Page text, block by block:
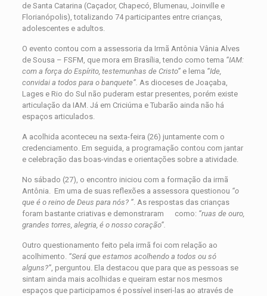
de Santa Catarina (Caçador, Chapecó, Blumenau, Joinville e
Florianópolis), totalizando 74 participantes entre crianças,
adolescentes e adultos.
O evento contou com a assessoria da Irmã Antônia Vânia Alves
de Sousa – FSFM, que mora em Brasília, tendo como tema “IAM:
com a força do Espírito, testemunhas de Cristo”e lema “Ide,
convidai a todos para o banquete”. As dioceses de Joaçaba,
Lages e Rio do Sul não puderam estar presentes, porém existe
articulação da IAM. Já em Criciúma e Tubarão ainda não há
espaços articulados.
A acolhida aconteceu na sexta-feira (26) juntamente com o
credenciamento. Em seguida, a programação contou com jantar
e celebração das boas-vindas e orientações sobre a atividade.
No sábado (27), o encontro iniciou com a formação da irmã
Antônia. Em uma de suas reflexões a assessora questionou “o
que é o reino de Deus para nós? ”. As respostas das crianças
foram bastante criativas e demonstraram como: “ruas de ouro,
grandes torres, alegria, é o nosso coração”.
Outro questionamento feito pela irmã foi com relação ao
acolhimento. “Será que estamos acolhendo a todos ou só
alguns?”, perguntou. Ela destacou que para que as pessoas se
sintam ainda mais acolhidas e queiram estar nos mesmos
espaços que participamos é possível inseri-las ao através de